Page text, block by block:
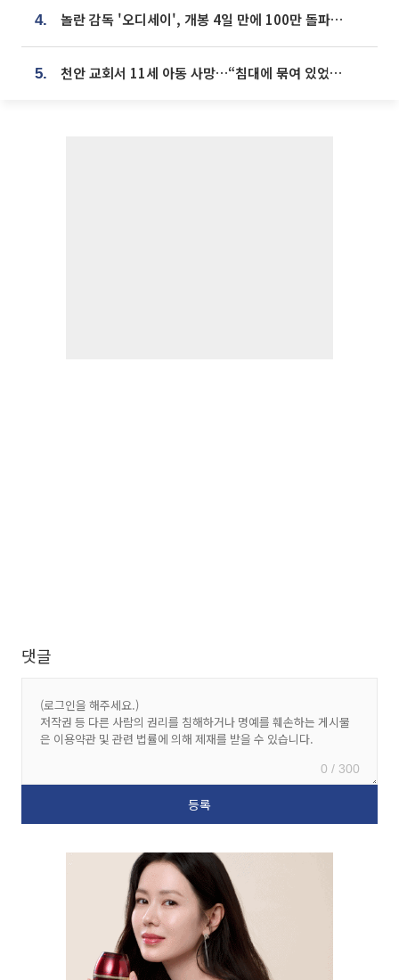
4. 놀란 감독 '오디세이', 개봉 4일 만에 100만 돌파⋯'왕사남' 보다 빠르다
5. 천안 교회서 11세 아동 사망…“침대에 묶여 있었다” 진술 확보
댓글
0 / 300